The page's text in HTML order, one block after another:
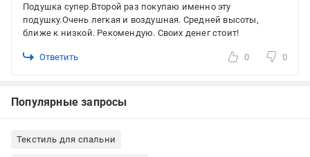
Подушка супер.Второй раз покупаю именно эту
подушку.Очень легкая и воздушная. Средней высоты,
ближе к низкой. Рекомендую. Своих денег стоит!
Ответить 0 0
Популярные запросы
Текстиль для спальни